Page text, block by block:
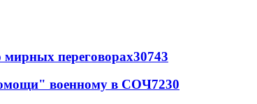
мирных переговорах30743
военному в СОЧ7230